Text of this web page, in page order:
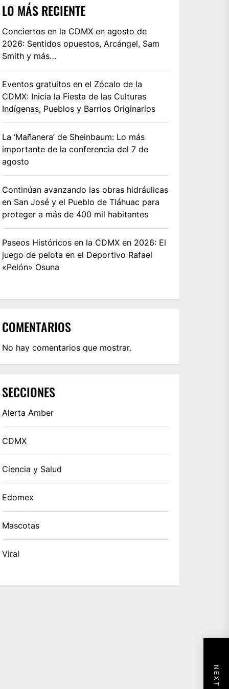
LO MÁS RECIENTE
Conciertos en la CDMX en agosto de
2026: Sentidos opuestos, Arcángel, Sam
Smith y más…
Eventos gratuitos en el Zócalo de la
CDMX: Inicia la Fiesta de las Culturas
Indígenas, Pueblos y Barrios Originarios
La ‘Mañanera’ de Sheinbaum: Lo más
importante de la conferencia del 7 de
agosto
Continúan avanzando las obras hidráulicas
en San José y el Pueblo de Tláhuac para
proteger a más de 400 mil habitantes
Paseos Históricos en la CDMX en 2026: El
juego de pelota en el Deportivo Rafael
«Pelón» Osuna
COMENTARIOS
No hay comentarios que mostrar.
SECCIONES
Alerta Amber
CDMX
Ciencia y Salud
Edomex
Mascotas
Viral